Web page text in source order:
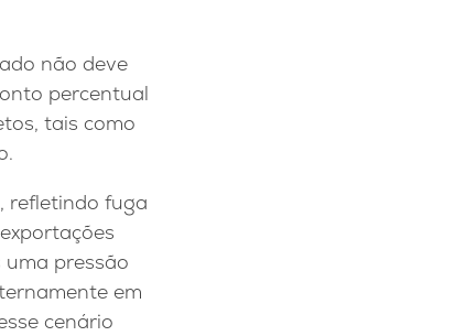
não deve
percentual
tais como
refletindo fuga
pressão
em
cenário